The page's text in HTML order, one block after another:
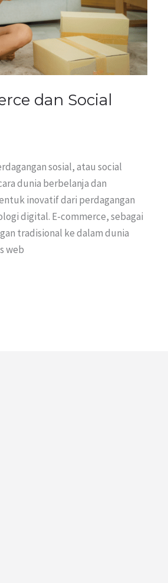
dan Social
sosial, atau social
dunia berbelanja dan
inovatif dari perdagangan
digital. E-commerce, sebagai
tradisional ke dalam dunia
web